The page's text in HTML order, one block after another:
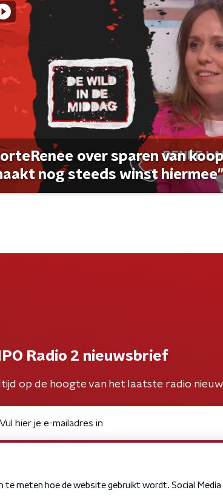
over sparen van
nog steeds winst hiermee"
Radio 2 nieuwsbrief
op de hoogte van het laatste radio